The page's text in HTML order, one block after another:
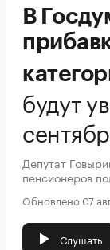
В
будут
Депутат
пенсионеров
Обновлено 07
Слушать